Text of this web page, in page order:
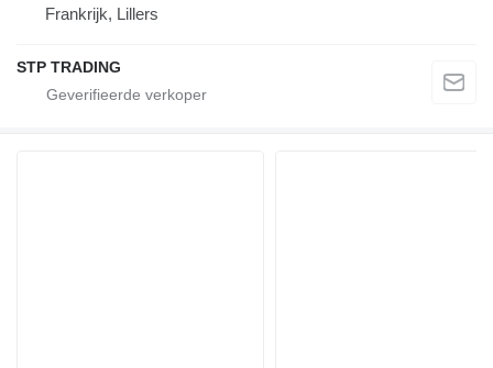
Frankrijk, Lillers
STP TRADING